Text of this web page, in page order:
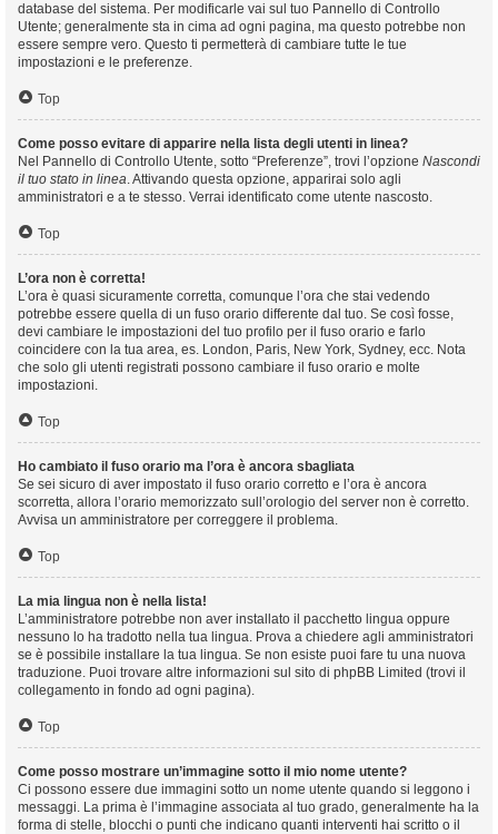
database del sistema. Per modificarle vai sul tuo Pannello di Controllo
Utente; generalmente sta in cima ad ogni pagina, ma questo potrebbe non
essere sempre vero. Questo ti permetterà di cambiare tutte le tue
impostazioni e le preferenze.
Top
Come posso evitare di apparire nella lista degli utenti in linea?
Nel Pannello di Controllo Utente, sotto “Preferenze”, trovi l’opzione Nascondi
il tuo stato in linea. Attivando questa opzione, apparirai solo agli
amministratori e a te stesso. Verrai identificato come utente nascosto.
Top
L’ora non è corretta!
L’ora è quasi sicuramente corretta, comunque l’ora che stai vedendo
potrebbe essere quella di un fuso orario differente dal tuo. Se così fosse,
devi cambiare le impostazioni del tuo profilo per il fuso orario e farlo
coincidere con la tua area, es. London, Paris, New York, Sydney, ecc. Nota
che solo gli utenti registrati possono cambiare il fuso orario e molte
impostazioni.
Top
Ho cambiato il fuso orario ma l’ora è ancora sbagliata
Se sei sicuro di aver impostato il fuso orario corretto e l’ora è ancora
scorretta, allora l’orario memorizzato sull’orologio del server non è corretto.
Avvisa un amministratore per correggere il problema.
Top
La mia lingua non è nella lista!
L’amministratore potrebbe non aver installato il pacchetto lingua oppure
nessuno lo ha tradotto nella tua lingua. Prova a chiedere agli amministratori
se è possibile installare la tua lingua. Se non esiste puoi fare tu una nuova
traduzione. Puoi trovare altre informazioni sul sito di phpBB Limited (trovi il
collegamento in fondo ad ogni pagina).
Top
Come posso mostrare un’immagine sotto il mio nome utente?
Ci possono essere due immagini sotto un nome utente quando si leggono i
messaggi. La prima è l’immagine associata al tuo grado, generalmente ha la
forma di stelle, blocchi o punti che indicano quanti interventi hai scritto o il